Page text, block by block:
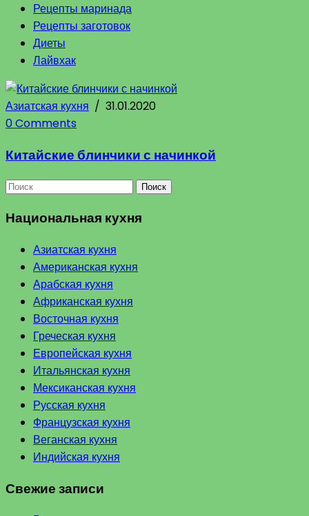
Рецепты маринада
Рецепты заготовок
Диеты
Лайвхак
Азиатская кухня / 31.01.2020
0 Comments
Китайские блинчики с начинкой
Поиск
Национальная кухня
Азиатская кухня
Американская кухня
Арабская кухня
Африканская кухня
Восточная кухня
Греческая кухня
Европейская кухня
Итальянская кухня
Мексиканская кухня
Русская кухня
Французская кухня
Веганская кухня
Индийская кухня
Свежие записи